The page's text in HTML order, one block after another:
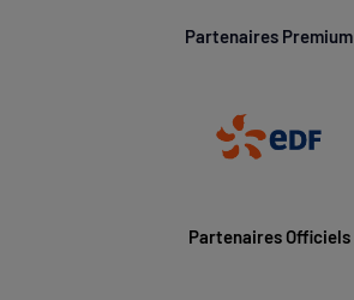
Partenaires Premium
Partenaires Officiels